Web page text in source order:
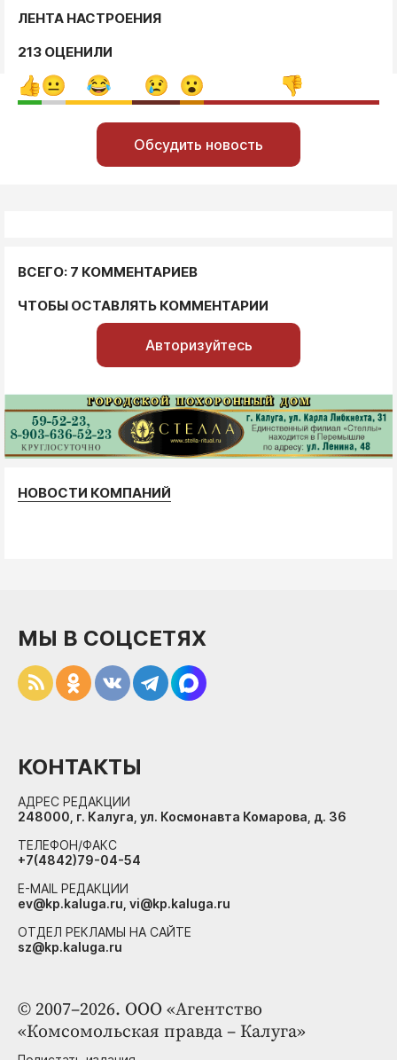
ЛЕНТА НАСТРОЕНИЯ
213 ОЦЕНИЛИ
Обсудить новость
ВСЕГО: 7 КОММЕНТАРИЕВ
ЧТОБЫ ОСТАВЛЯТЬ КОММЕНТАРИИ
Авторизуйтесь
НОВОСТИ КОМПАНИЙ
© 2007–2026. ООО «Агентство
«Комсомольская правда – Калуга»
МЫ В СОЦСЕТЯХ
КОНТАКТЫ
АДРЕС РЕДАКЦИИ
248000, г. Калуга, ул. Космонавта Комарова, д. 36
ТЕЛЕФОН/ФАКС
+7(4842)79-04-54
E-MAIL РЕДАКЦИИ
ev@kp.kaluga.ru, vi@kp.kaluga.ru
ОТДЕЛ РЕКЛАМЫ НА САЙТЕ
sz@kp.kaluga.ru